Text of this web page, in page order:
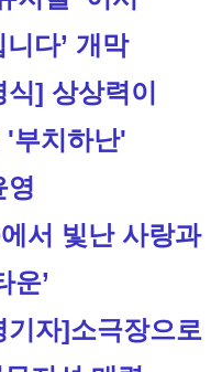
다’ 개막
] 상상력이
'부치하난'
영
서 빛난 사랑과
운’
기자]소극장으로